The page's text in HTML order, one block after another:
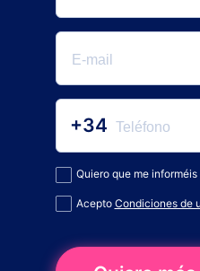
+34
Quiero que me
Acepto Condiciones de